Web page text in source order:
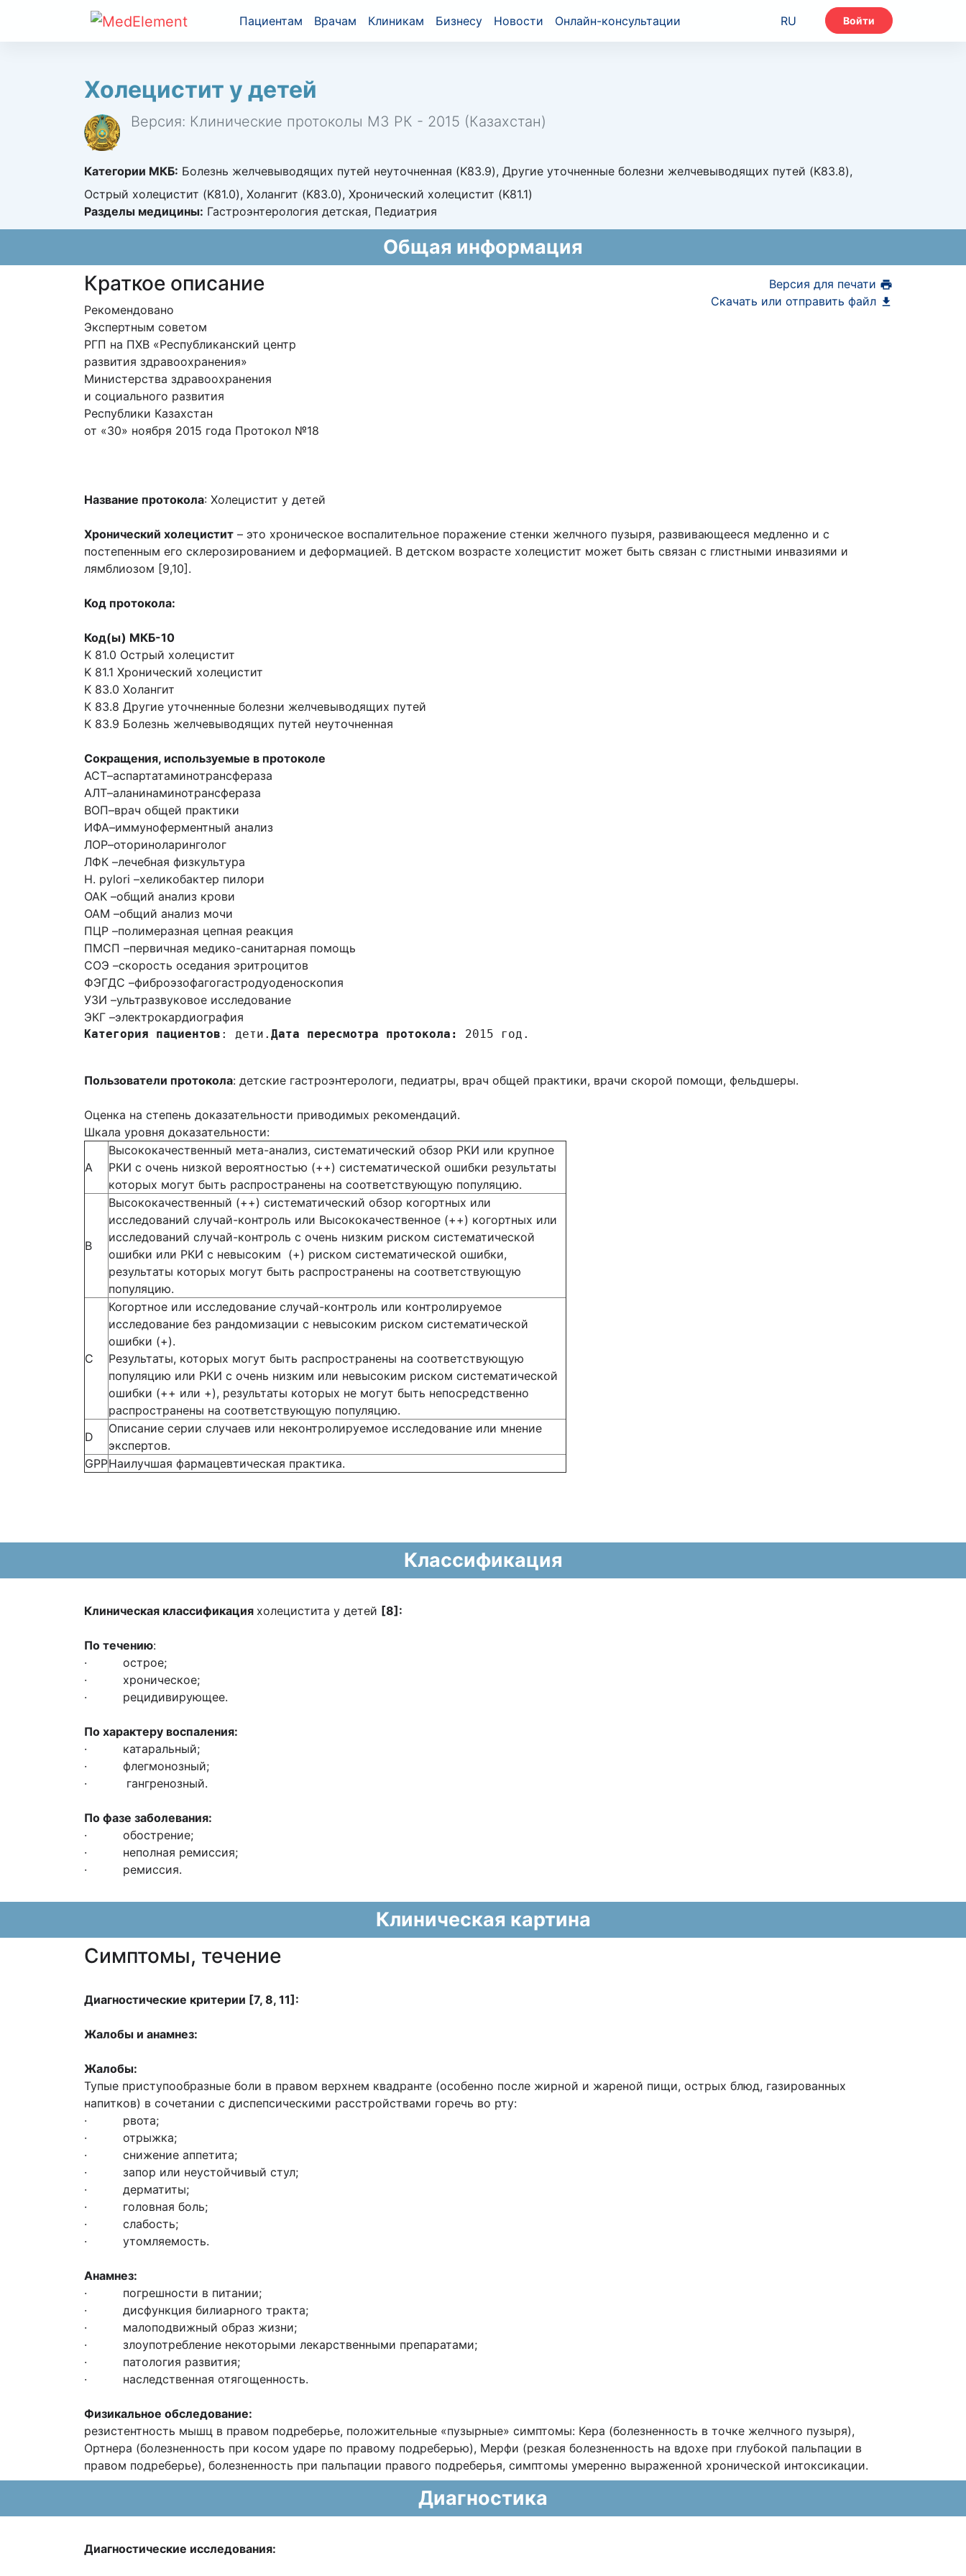
Пациентам Врачам Клиникам Бизнесу Новости Онлайн-консультации RU Войти
Холецистит у детей
Версия: Клинические протоколы МЗ РК - 2015 (Казахстан)
Категории МКБ: Болезнь желчевыводящих путей неуточненная (K83.9), Другие уточненные болезни желчевыводящих путей (K83.8),
Острый холецистит (K81.0), Холангит (K83.0), Хронический холецистит (K81.1)
Разделы медицины: Гастроэнтерология детская, Педиатрия
Общая информация
Версия для печати
Скачать или отправить файл
Краткое описание
Рекомендовано
Экспертным советом
РГП на ПХВ «Республиканский центр
развития здравоохранения»
Министерства здравоохранения
и социального развития
Республики Казахстан
от «30» ноября 2015 года Протокол №18
Название протокола: Холецистит у детей
Хронический холецистит – это хроническое воспалительное поражение стенки желчного пузыря, развивающееся медленно и с
постепенным его склерозированием и деформацией. В детском возрасте холецистит может быть связан с глистными инвазиями и
лямблиозом [9,10].
Код протокола:
Код(ы) МКБ-10
K 81.0 Острый холецистит
K 81.1 Хронический холецистит
K 83.0 Холангит
К 83.8 Другие уточненные болезни желчевыводящих путей
К 83.9 Болезнь желчевыводящих путей неуточненная
Сокращения, используемые в протоколе
АСТ–аспартатаминотрансфераза
АЛТ–аланинаминотрансфераза
ВОП–врач общей практики
ИФА–иммуноферментный анализ
ЛОР–оториноларинголог
ЛФК –лечебная физкультура
H. pylori –хеликобактер пилори
ОАК –общий анализ крови
ОАМ –общий анализ мочи
ПЦР –полимеразная цепная реакция
ПМСП –первичная медико-санитарная помощь
СОЭ –скорость оседания эритроцитов
ФЭГДС –фиброэзофагогастродуоденоскопия
УЗИ –ультразвуковое исследование
ЭКГ –электрокардиография
Категория пациентов : дети. Дата пересмотра протокола: 2015 год.
Пользователи протокола: детские гастроэнтерологи, педиатры, врач общей практики, врачи скорой помощи, фельдшеры.
Оценка на степень доказательности приводимых рекомендаций.
Шкала уровня доказательности:
А
Высококачественный мета-анализ, систематический обзор РКИ или крупное
РКИ с очень низкой вероятностью (++) систематической ошибки результаты
которых могут быть распространены на соответствующую популяцию.
В
Высококачественный (++) систематический обзор когортных или
исследований случай-контроль или Высококачественное (++) когортных или
исследований случай-контроль с очень низким риском систематической
ошибки или РКИ с невысоким (+) риском систематической ошибки,
результаты которых могут быть распространены на соответствующую
популяцию.
С
Когортное или исследование случай-контроль или контролируемое
исследование без рандомизации с невысоким риском систематической
ошибки (+).
Результаты, которых могут быть распространены на соответствующую
популяцию или РКИ с очень низким или невысоким риском систематической
ошибки (++ или +), результаты которых не могут быть непосредственно
распространены на соответствующую популяцию.
D
Описание серии случаев или неконтролируемое исследование или мнение
экспертов.
GPPНаилучшая фармацевтическая практика.
Классификация
Клиническая классификация холецистита у детей [8]:
По течению:
· острое;
· хроническое;
· рецидивирующее.
По характеру воспаления:
· катаральный;
· флегмонозный;
· гангренозный.
По фазе заболевания:
· обострение;
· неполная ремиссия;
· ремиссия.
Клиническая картина
Cимптомы, течение
Диагностические критерии [7, 8, 11]:
Жалобы и анамнез:
Жалобы:
Тупые приступообразные боли в правом верхнем квадранте (особенно после жирной и жареной пищи, острых блюд, газированных
напитков) в сочетании с диспепсическими расстройствами горечь во рту:
· рвота;
· отрыжка;
· снижение аппетита;
· запор или неустойчивый стул;
· дерматиты;
· головная боль;
· слабость;
· утомляемость.
Анамнез:
· погрешности в питании;
· дисфункция билиарного тракта;
· малоподвижный образ жизни;
· злоупотребление некоторыми лекарственными препаратами;
· патология развития;
· наследственная отягощенность.
Физикальное обследование:
резистентность мышц в правом подреберье, положительные «пузырные» симптомы: Кера (болезненность в точке желчного пузыря),
Ортнера (болезненность при косом ударе по правому подреберью), Мерфи (резкая болезненность на вдохе при глубокой пальпации в
правом подреберье), болезненность при пальпации правого подреберья, симптомы умеренно выраженной хронической интоксикации.
Диагностика
Диагностические исследования: